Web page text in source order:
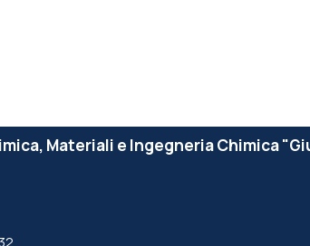
Materiali e Ingegneria Chimica